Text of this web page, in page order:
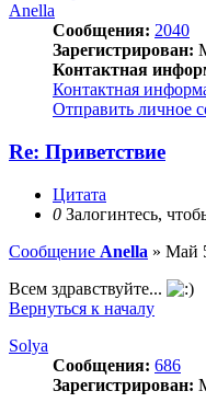
Anella
Сообщения: 2040
Зарегистрирован:
Контактная
Контактная
Отправить личное
Re: Приветствие
Цитата
0 Залогинтесь,
Сообщение Anella » Май
Всем здравствуйте...
Вернуться к началу
Solya
Сообщения: 686
Зарегистрирован: